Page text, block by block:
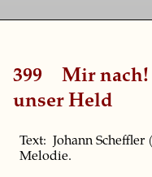
399 Mir
unser Held
Text: Johann
Melodie.